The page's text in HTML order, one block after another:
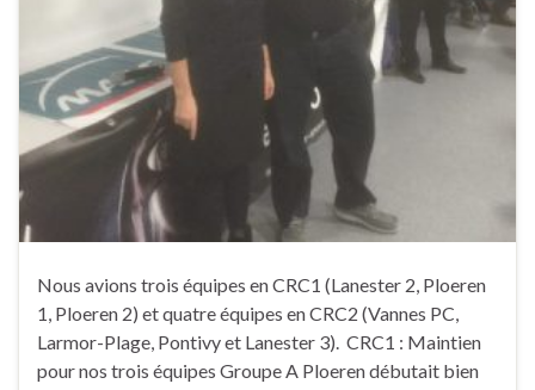
Nous avions trois équipes en CRC1 (Lanester 2, Ploeren
1, Ploeren 2) et quatre équipes en CRC2 (Vannes PC,
Larmor-Plage, Pontivy et Lanester 3). CRC1 : Maintien
pour nos trois équipes Groupe A Ploeren débutait bien